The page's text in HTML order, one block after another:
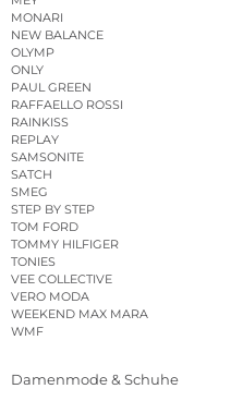
MONARI
NEW BALANCE
OLYMP
ONLY
PAUL GREEN
RAFFAELLO ROSSI
RAINKISS
REPLAY
SAMSONITE
SATCH
SMEG
STEP BY STEP
TOM FORD
TOMMY HILFIGER
TONIES
VEE COLLECTIVE
VERO MODA
WEEKEND MAX MARA
WMF
Damenmode & Schuhe